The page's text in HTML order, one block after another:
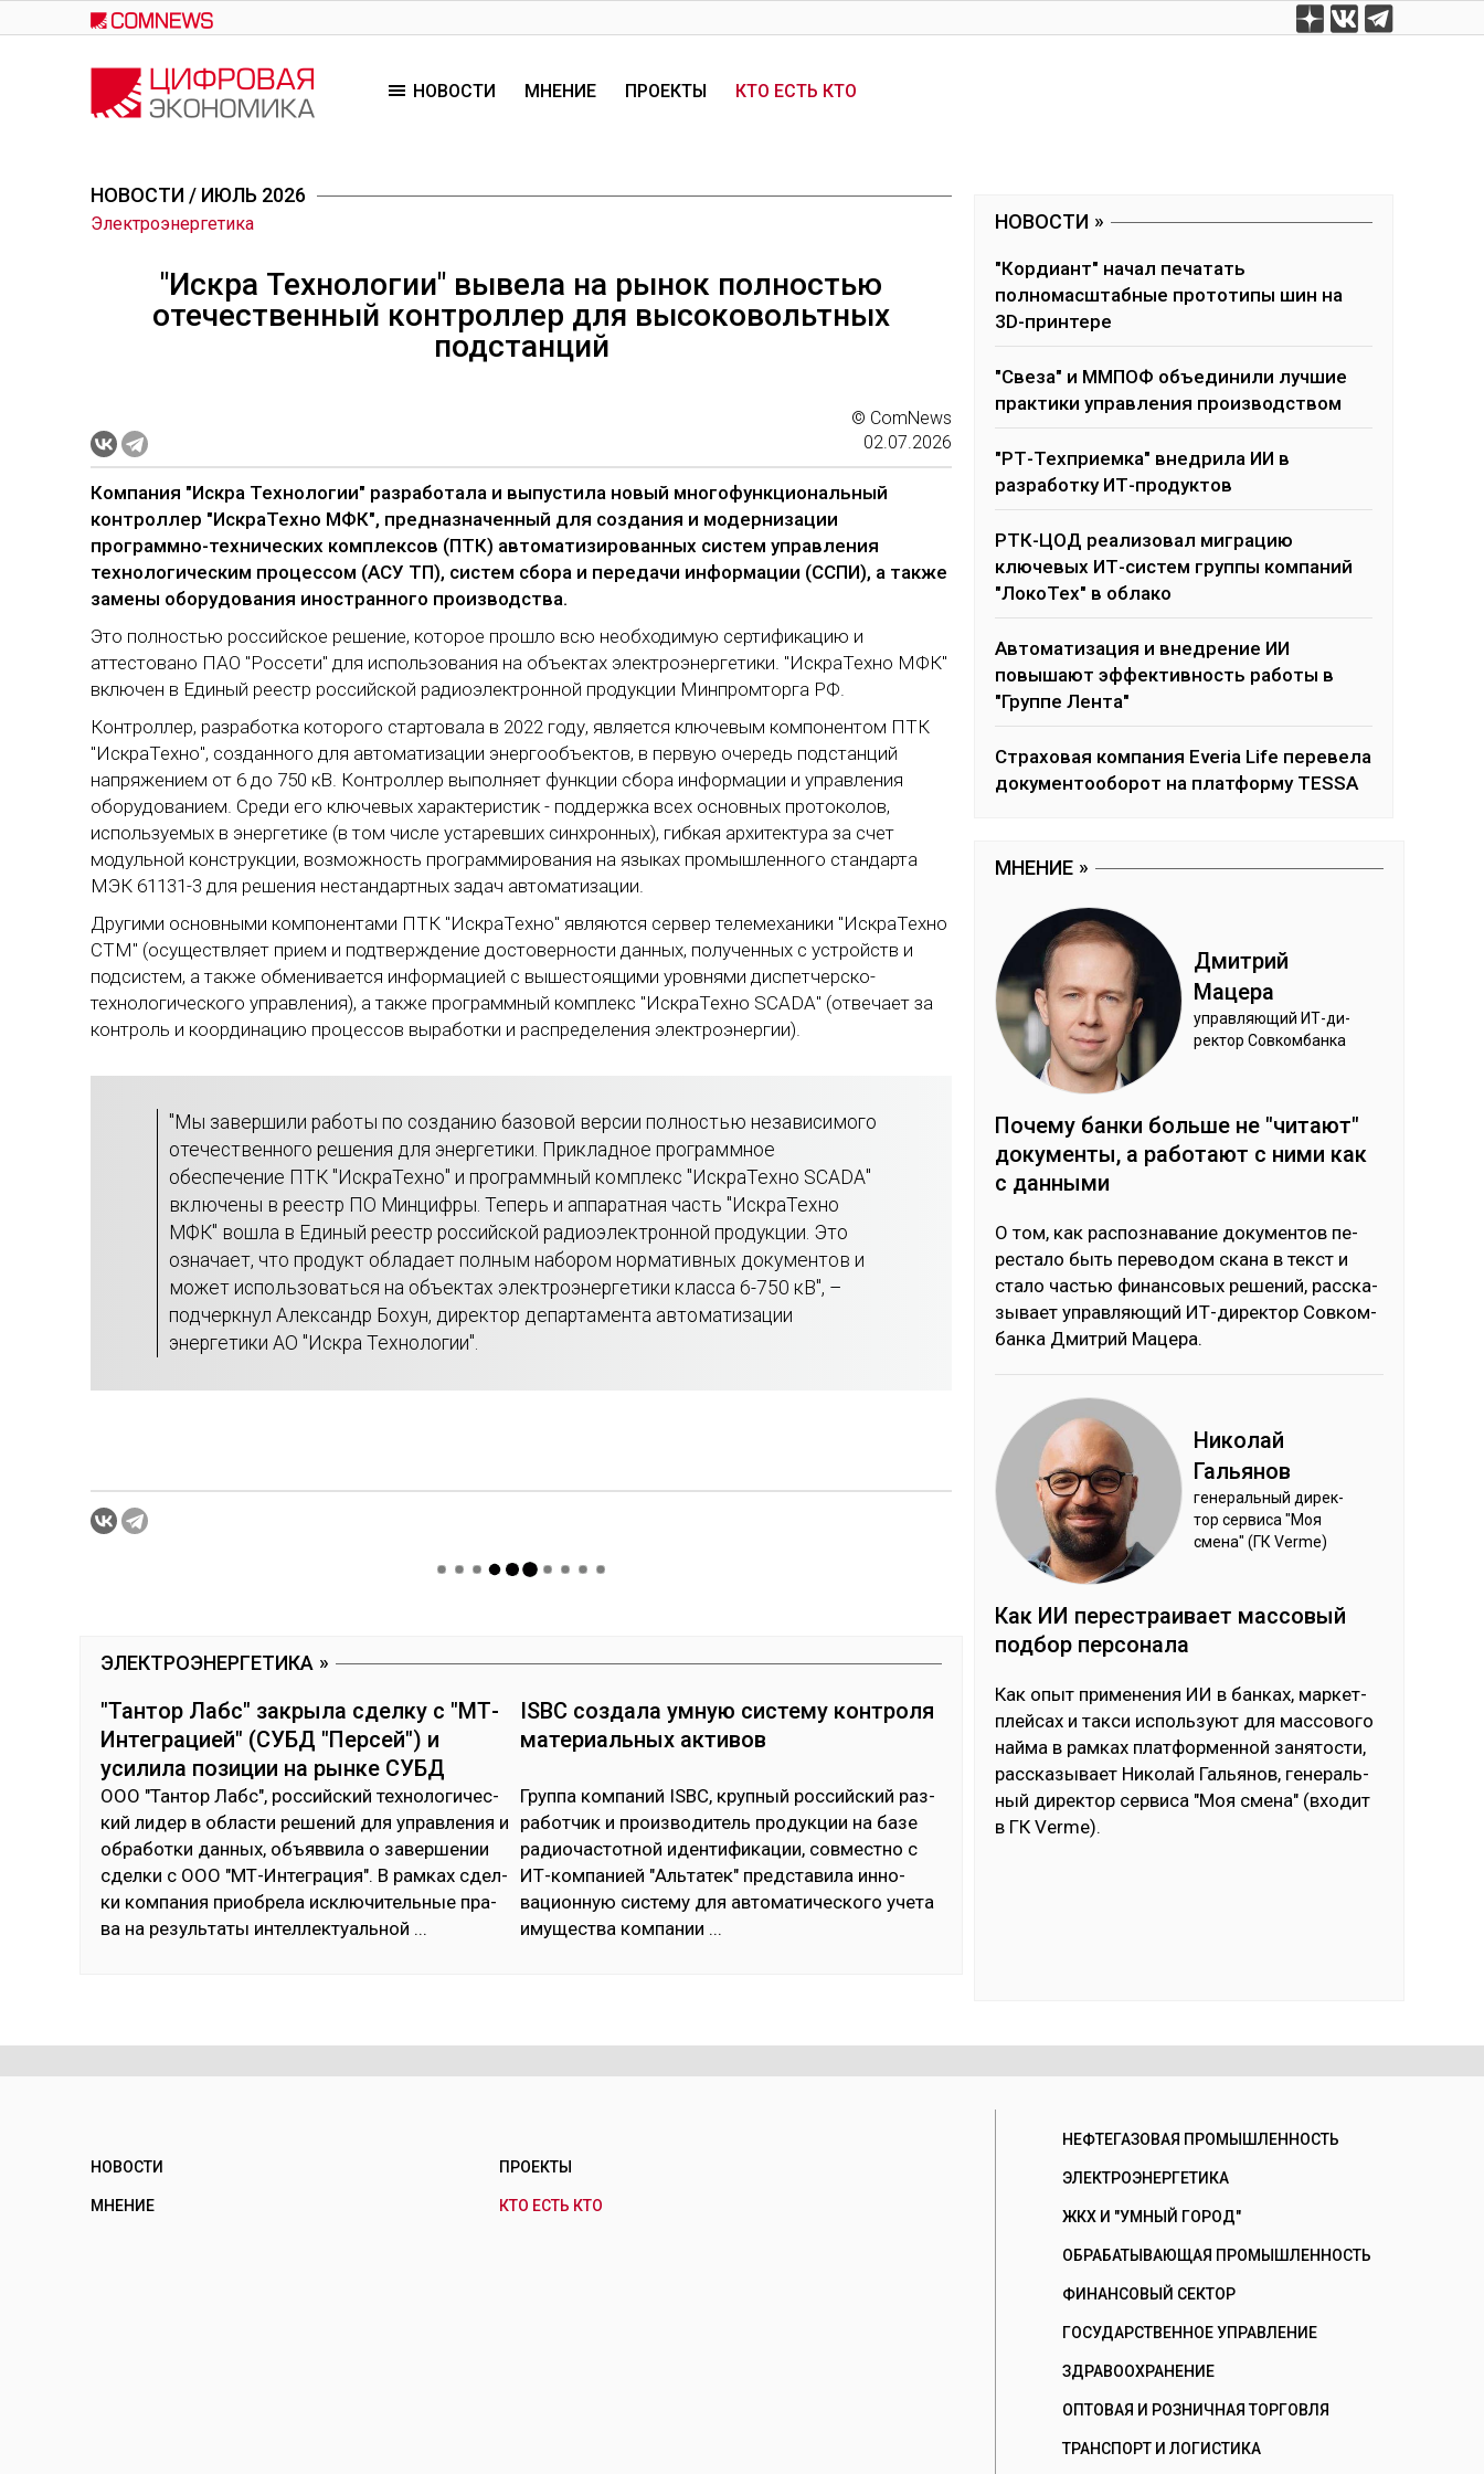
к
основному
НОВОСТИ МНЕНИЕ ПРОЕКТЫ КТО ЕСТЬ КТО
НОВОСТИ / ИЮЛЬ 2026
Электроэнергетика
"Искра Технологии" вывела на рынок полностью
отечественный контроллер для высоковольтных
подстанций
© ComNews
02.07.2026
Компания "Искра Технологии" разработала и выпустила новый многофункциональный
контроллер "ИскраТехно МФК", предназначенный для создания и модернизации
программно-технических комплексов (ПТК) автоматизированных систем управления
технологическим процессом (АСУ ТП), систем сбора и передачи информации (ССПИ), а также
замены оборудования иностранного производства.
Это полностью российское решение, которое прошло всю необходимую сертификацию и
аттестовано ПАО "Россети" для использования на объектах электроэнергетики. "ИскраТехно МФК"
включен в Единый реестр российской радиоэлектронной продукции Минпромторга РФ.
Контроллер, разработка которого стартовала в 2022 году, является ключевым компонентом ПТК
"ИскраТехно", созданного для автоматизации энергообъектов, в первую очередь подстанций
напряжением от 6 до 750 кВ. Контроллер выполняет функции сбора информации и управления
оборудованием. Среди его ключевых характеристик - поддержка всех основных протоколов,
используемых в энергетике (в том числе устаревших синхронных), гибкая архитектура за счет
модульной конструкции, возможность программирования на языках промышленного стандарта
МЭК 61131-3 для решения нестандартных задач автоматизации.
Другими основными компонентами ПТК "ИскраТехно" являются сервер телемеханики "ИскраТехно
СТМ" (осуществляет прием и подтверждение достоверности данных, полученных с устройств и
подсистем, а также обменивается информацией с вышестоящими уровнями диспетчерско-
технологического управления), а также программный комплекс "ИскраТехно SCADA" (отвечает за
контроль и координацию процессов выработки и распределения электроэнергии).
"Мы завершили работы по созданию базовой версии полностью независимого
отечественного решения для энергетики. Прикладное программное
обеспечение ПТК "ИскраТехно" и программный комплекс "ИскраТехно SCADA"
включены в реестр ПО Минцифры. Теперь и аппаратная часть "ИскраТехно
МФК" вошла в Единый реестр российской радиоэлектронной продукции. Это
означает, что продукт обладает полным набором нормативных документов и
может использоваться на объектах электроэнергетики класса 6-750 кВ", –
подчеркнул Александр Бохун, директор департамента автоматизации
энергетики АО "Искра Технологии".
ЭЛЕКТРОЭНЕРГЕТИКА
"Тантор Лабс" закрыла сделку с "МТ-
Интеграцией" (СУБД "Персей") и
усилила позиции на рынке СУБД
ООО "Тан­тор Лабс", рос­сий­ский тех­но­логи­чес­
кий ли­дер в об­лас­ти ре­шений для уп­рав­ле­ния и
об­ра­бот­ки дан­ных, объ­яв­ви­ла о за­вер­ше­нии
сдел­ки с ООО "МТ-Ин­тег­ра­ция". В рам­ках сдел­
ки ком­па­ния приоб­ре­ла ис­клю­читель­ные пра­
ва на ре­зуль­та­ты ин­тел­лек­туаль­ной ...
ISBC создала умную систему контроля
материальных активов
Груп­па ком­па­ний ISBC, круп­ный рос­сий­ский раз­
ра­бот­чик и произ­во­дитель про­дук­ции на ба­зе
ра­дио­час­тот­ной иден­ти­фика­ции, сов­мес­тно с
ИТ-ком­па­нией "Аль­та­тек" пред­ста­вила ин­но­
вацион­ную сис­те­му для ав­то­мати­чес­ко­го уче­та
иму­щес­тва ком­па­нии ...
НОВОСТИ
"Кордиант" начал печатать
полномасштабные прототипы шин на
3D-принтере
"Свеза" и ММПОФ объединили лучшие
практики управления производством
"РТ-Техприемка" внедрила ИИ в
разработку ИТ-продуктов
РТК-ЦОД реализовал миграцию
ключевых ИТ-систем группы компаний
"ЛокоТех" в облако
Автоматизация и внедрение ИИ
повышают эффективность работы в
"Группе Лента"
Страховая компания Everia Life перевела
документооборот на платформу TESSA
МНЕНИЕ
Дмит­рий
Ма­цера
уп­рав­ляю­щий ИТ-ди­
рек­тор Сов­ком­бан­ка
По­чему бан­ки боль­ше не "чи­тают"
до­кумен­ты, а ра­ботают с ни­ми как
с дан­ны­ми
О том, как рас­поз­на­ва­ние до­ку­мен­тов пе­
рес­та­ло быть пе­ре­во­дом ска­на в текст и
ста­ло частью фи­нан­со­вых ре­ше­ний, рас­ска­
зы­вает уп­рав­ляю­щий ИТ-ди­рек­тор Сов­ком­
бан­ка Дмит­рий Ма­це­ра.
Ни­колай
Галь­янов
ге­нераль­ный ди­рек­
тор сер­ви­са "Моя
сме­на" (ГК Verme)
Как ИИ пе­рес­траи­вает мас­со­вый
под­бор пер­со­нала
Как опыт при­ме­не­ния ИИ в бан­ках, мар­кет­
плей­сах и так­си ис­поль­зуют для мас­со­во­го
най­ма в рам­ках плат­фор­мен­ной за­ня­тос­ти,
рас­ска­зы­вает Ни­ко­лай Галь­янов, ге­не­раль­
ный ди­рек­тор сер­ви­са "Моя сме­на" (вхо­дит
в ГК Verme).
НОВОСТИ
МНЕНИЕ
ПРОЕКТЫ
КТО ЕСТЬ КТО
НЕФТЕГАЗОВАЯ ПРОМЫШЛЕННОСТЬ
ЭЛЕКТРОЭНЕРГЕТИКА
ЖКХ И "УМНЫЙ ГОРОД"
ОБРАБАТЫВАЮЩАЯ ПРОМЫШЛЕННОСТЬ
ФИНАНСОВЫЙ СЕКТОР
ГОСУДАРСТВЕННОЕ УПРАВЛЕНИЕ
ЗДРАВООХРАНЕНИЕ
ОПТОВАЯ И РОЗНИЧНАЯ ТОРГОВЛЯ
ТРАНСПОРТ И ЛОГИСТИКА